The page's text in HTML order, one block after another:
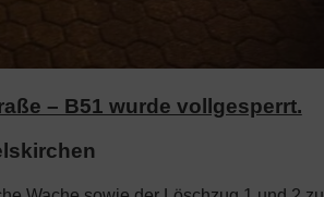
– B51 wurde vollgesperrt.